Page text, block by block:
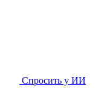
Спросить у ИИ